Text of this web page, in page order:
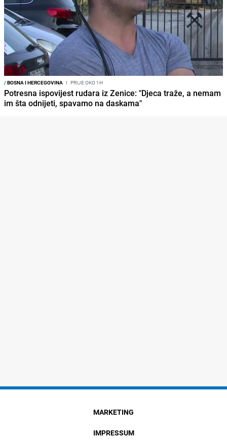
/BOSNA I HERCEGOVINA I PRIJE OKO 1H
Potresna ispovijest rudara iz Zenice: "Djeca traže, a nemam
im šta odnijeti, spavamo na daskama"
MARKETING
IMPRESSUM